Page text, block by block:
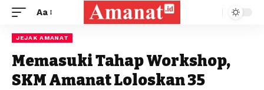
Aa
JEJAK AMANAT
Memasuki Tahap Workshop,
SKM Amanat Loloskan 35